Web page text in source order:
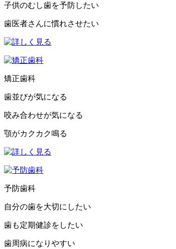
子供のむし歯を予防したい
歯医者さんに慣れさせたい
矯正歯科
歯並びが気になる
咬み合わせが気になる
顎がカクカク鳴る
予防歯科
自分の歯を大切にしたい
歯も定期健診をしたい
歯周病になりやすい